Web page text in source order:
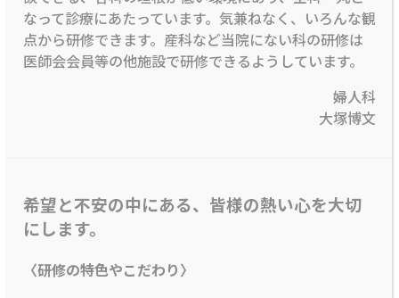
なって診療にあたっています。気兼ねなく、いろんな観
点から研修できます。産科など当院にない科の研修は
医師会会員等の他施設で研修できるようしています。
婦人科
大塚博文
希望と不安の中にある、皆様の熱い心を大切
にします。
〈研修の特色やこだわり〉